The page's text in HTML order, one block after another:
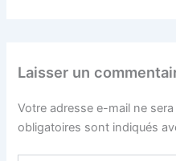
Laisser un
Votre adresse e-mail ne
obligatoires sont indiqués